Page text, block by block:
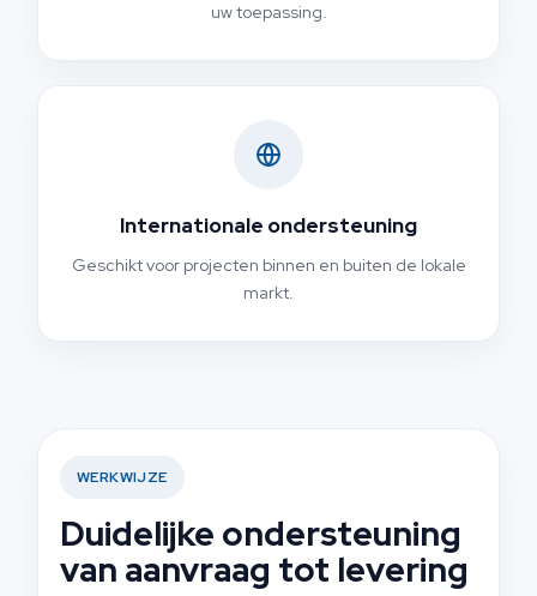
uw toepassing.
Internationale ondersteuning
Geschikt voor projecten binnen en buiten de lokale
markt.
WERKWIJZE
Duidelijke ondersteuning
van aanvraag tot levering